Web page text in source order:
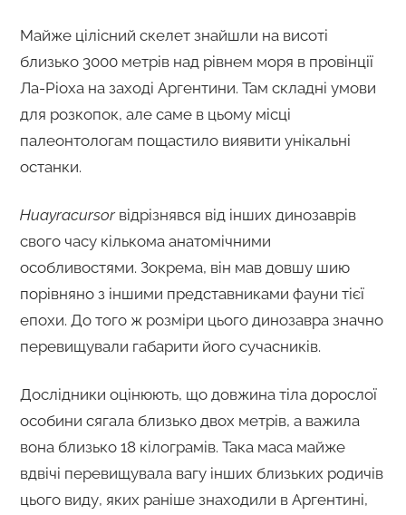
Майже цілісний скелет знайшли на висоті
близько 3000 метрів над рівнем моря в провінції
Ла-Ріоха на заході Аргентини. Там складні умови
для розкопок, але саме в цьому місці
палеонтологам пощастило виявити унікальні
останки.
Huayracursorвідрізнявся від інших динозаврів
свого часу кількома анатомічними
особливостями. Зокрема, він мав довшу шию
порівняно з іншими представниками фауни тієї
епохи. До того ж розміри цього динозавра значно
перевищували габарити його сучасників.
Дослідники оцінюють, що довжина тіла дорослої
особини сягала близько двох метрів, а важила
вона близько 18 кілограмів. Така маса майже
вдвічі перевищувала вагу інших близьких родичів
цього виду, яких раніше знаходили в Аргентині,